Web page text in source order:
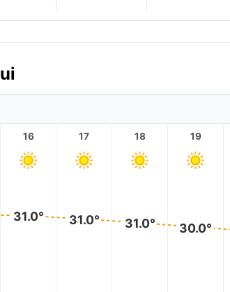
16
31.0°
17
31.0°
18
31.0°
19
30.0°